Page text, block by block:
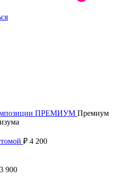
ПРЕМИУМ Премиум
₽ 4 200
3 900